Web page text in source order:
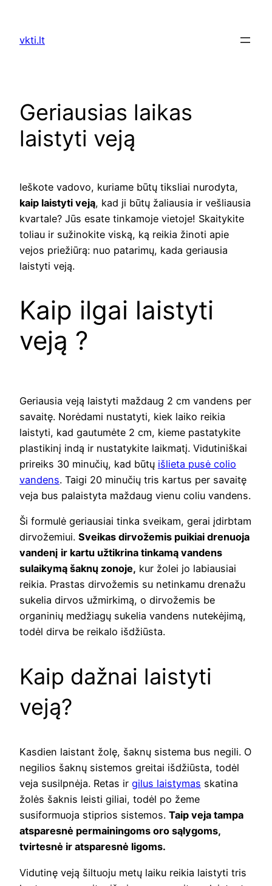
content
vkti.lt
Geriausias laikas
laistyti veją
Ieškote vadovo, kuriame būtų tiksliai nurodyta,
kaip laistyti veją, kad ji būtų žaliausia ir vešliausia
kvartale? Jūs esate tinkamoje vietoje! Skaitykite
toliau ir sužinokite viską, ką reikia žinoti apie
vejos priežiūrą: nuo patarimų, kada geriausia
laistyti veją.
Kaip ilgai laistyti
veją ?
Geriausia veją laistyti maždaug 2 cm vandens per
savaitę. Norėdami nustatyti, kiek laiko reikia
laistyti, kad gautumėte 2 cm, kieme pastatykite
plastikinį indą ir nustatykite laikmatį. Vidutiniškai
prireiks 30 minučių, kad būtų išlieta pusė colio
vandens. Taigi 20 minučių tris kartus per savaitę
veja bus palaistyta maždaug vienu coliu vandens.
Ši formulė geriausiai tinka sveikam, gerai įdirbtam
dirvožemiui. Sveikas dirvožemis puikiai drenuoja
vandenį ir kartu užtikrina tinkamą vandens
sulaikymą šaknų zonoje, kur žolei jo labiausiai
reikia. Prastas dirvožemis su netinkamu drenažu
sukelia dirvos užmirkimą, o dirvožemis be
organinių medžiagų sukelia vandens nutekėjimą,
todėl dirva be reikalo išdžiūsta.
Kaip dažnai laistyti
veją?
Kasdien laistant žolę, šaknų sistema bus negili. O
negilios šaknų sistemos greitai išdžiūsta, todėl
veja susilpnėja. Retas ir gilus laistymas skatina
žolės šaknis leisti giliai, todėl po žeme
susiformuoja stiprios sistemos. Taip veja tampa
atsparesnė permainingoms oro sąlygoms,
tvirtesnė ir atsparesnė ligoms.
Vidutinę veją šiltuoju metų laiku reikia laistyti tris